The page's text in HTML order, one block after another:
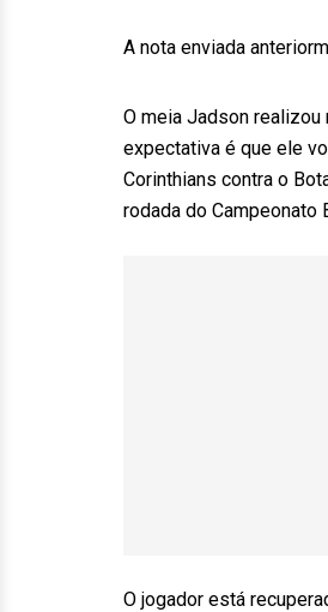
A nota enviada
O meia Jadson realizou
expectativa é que ele
Corinthians contra o
rodada do Campeonato
O jogador está